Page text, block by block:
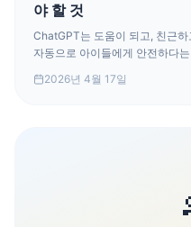
야 할 것
ChatGPT는 도움이 되고, 친근
자동으로 아이들에게 안전하다
이해해야 합니다.
2026년 4월 17일